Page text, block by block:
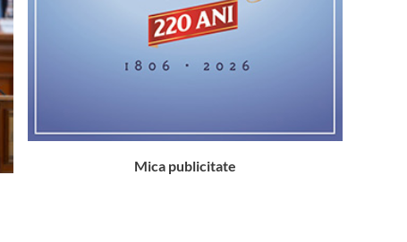
Mica publicitate